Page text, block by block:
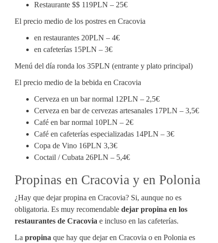
Restaurante $$ 119PLN – 25€
El precio medio de los postres en Cracovia
en restaurantes 20PLN – 4€
en cafeterías 15PLN – 3€
Menú del día ronda los 35PLN (entrante y plato principal)
El precio medio de la bebida en Cracovia
Cerveza en un bar normal 12PLN – 2,5€
Cerveza en bar de cervezas artesanales 17PLN – 3,5€
Café en bar normal 10PLN – 2€
Café en cafeterías especializadas 14PLN – 3€
Copa de Vino 16PLN 3,3€
Coctail / Cubata 26PLN – 5,4€
Propinas en Cracovia y en Polonia
¿Hay que dejar propina en Cracovia? Si, aunque no es
obligatoria. Es muy recomendable dejar propina en los
restaurantes de Cracovia e incluso en las cafeterías.
La propina que hay que dejar en Cracovia o en Polonia es